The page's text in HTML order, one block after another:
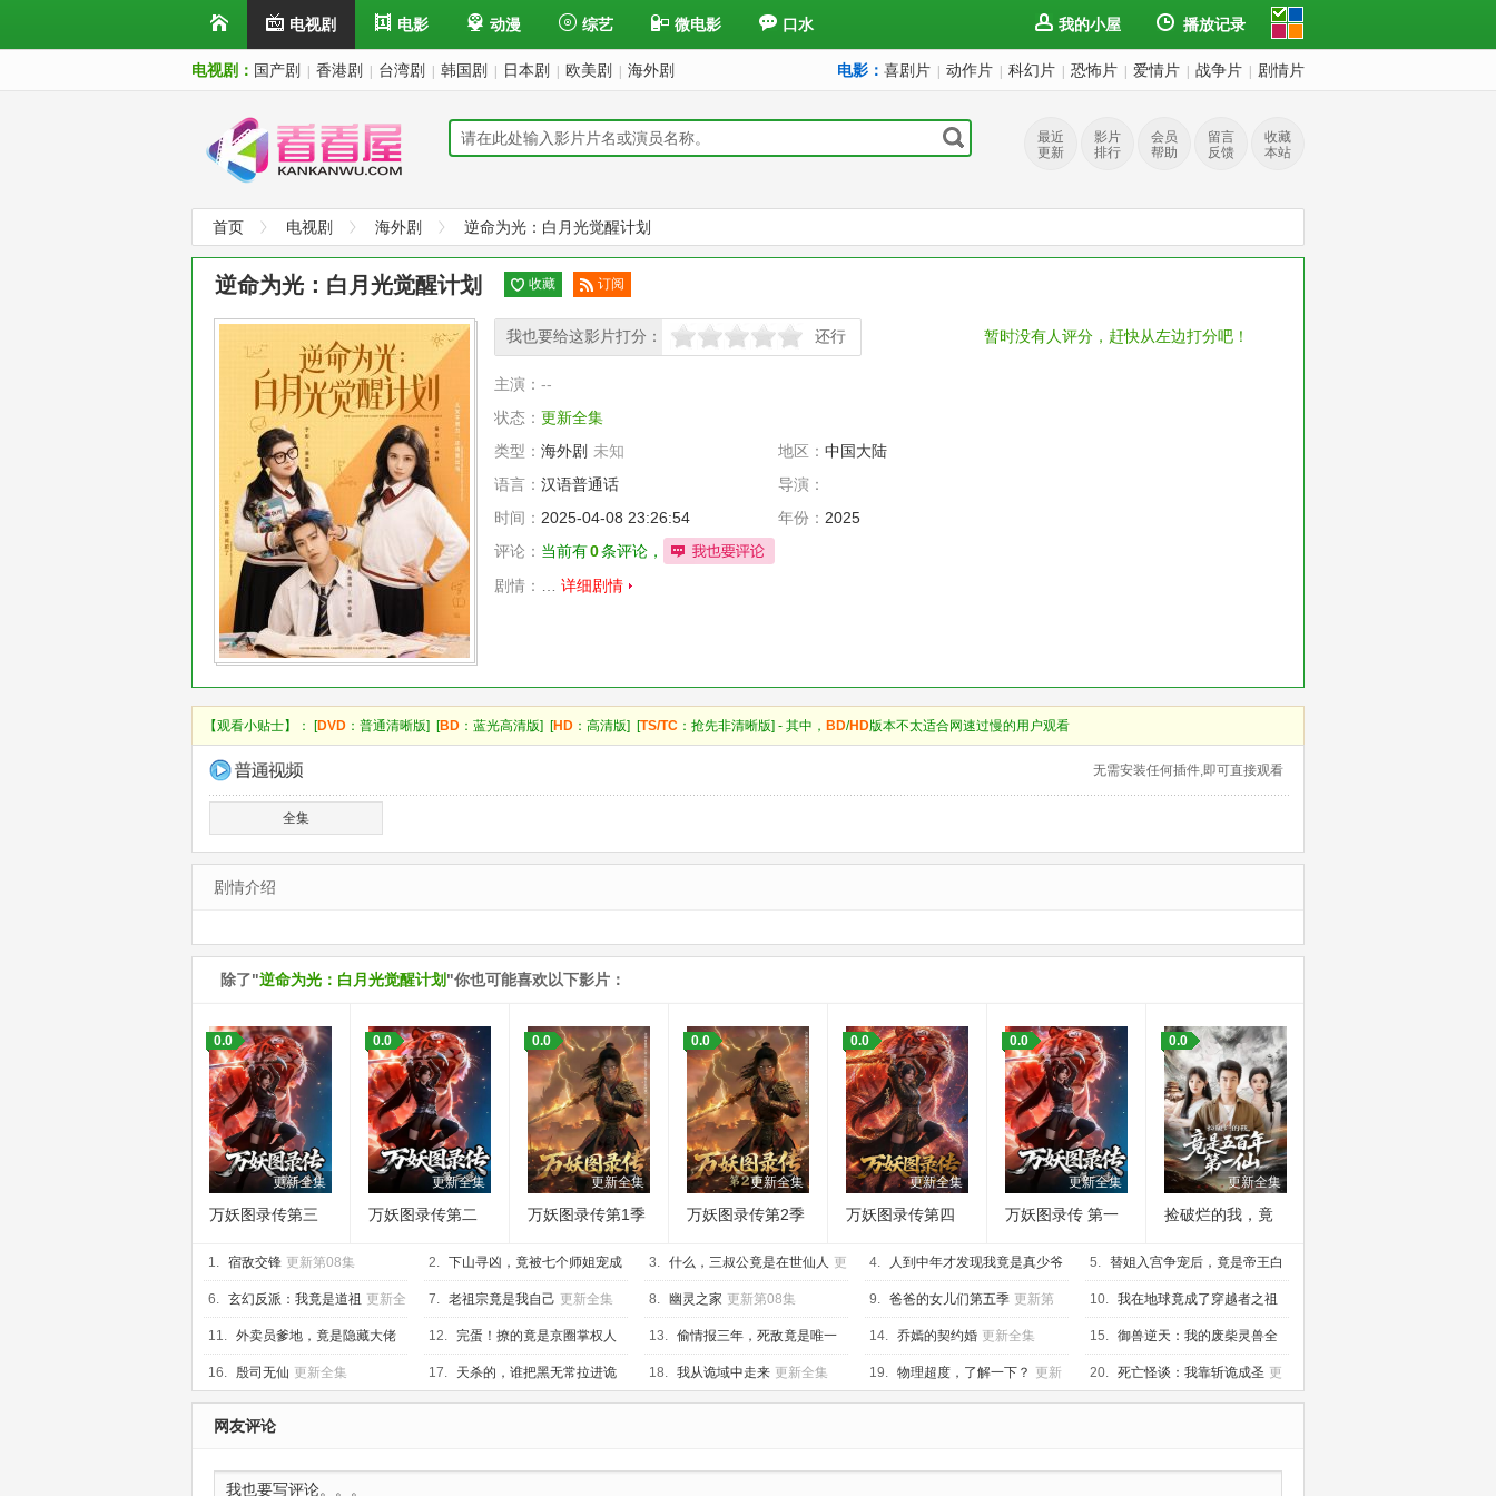
电视剧 电影 动漫 综艺 微电影 口水 我的小屋 播放记录
电视剧： 国产剧 香港剧 台湾剧 韩国剧 日本剧 欧美剧 海外剧 电影： 喜剧片 动作片 科幻片 恐怖片 爱情片 战争片 剧情片
最近
更新
影片
排行
会员
帮助
留言
反馈
收藏
本站
首页 电视剧 海外剧 逆命为光：白月光觉醒计划
暂时没有人评分，赶快从左边打分吧！
逆命为光：白月光觉醒计划 收藏
订阅
阅
我也要给这影片打分：
很差较差 还行推荐 力荐 还行
主演： --
状态： 更新全集
类型： 海外剧 未知 地区： 中国大陆
语言： 汉语普通话
导演：
时间： 2025-04-08 23:26:54 年份： 2025
评论： 当前有0条评论，
剧情：
详细剧情
【观看小贴士】： [DVD ：普通清晰版] [BD ：蓝光高清版] [HD ：高清版] [TS/TC ：抢先非清晰版] - 其中， BD/HD版本不太适合网速过慢的用户观看
无需安装任何插件,即可直接观看
全集
剧情介绍
除了"逆命为光：白月光觉醒计划 "你也可能喜欢以下影片：
更新全集
0.0
万妖图录传第三
更新全集
0.0
万妖图录传第二
更新全集
0.0
万妖图录传第1季
更新全集
0.0
万妖图录传第2季
更新全集
0.0
万妖图录传第四
更新全集
0.0
万妖图录传 第一
更新全集
0.0
捡破烂的我，竟
1. 宿敌交锋 更新第08集 2. 下山寻凶，竟被七个师姐宠成
废柴 更新全集
3. 什么，三叔公竟是在世仙人 更
新全集
4. 人到中年才发现我竟是真少爷
更新全集
5. 替姐入宫争宠后，竟是帝王白
月光 更新全集
6. 玄幻反派：我竟是道祖 更新全
集
7. 老祖宗竟是我自己 更新全集 8. 幽灵之家 更新第08集 9. 爸爸的女儿们第五季 更新第
05集
10. 我在地球竟成了穿越者之祖
更新全集
11. 外卖员爹地，竟是隐藏大佬
更新全集
12. 完蛋！撩的竟是京圈掌权人
更新全集
13. 偷情报三年，死敌竟是唯一
读者 更新全集
14. 乔嫣的契约婚 更新全集 15. 御兽逆天：我的废柴灵兽全
是天榜大神 更新全集
16. 殷司无仙 更新全集 17. 天杀的，谁把黑无常拉进诡
异副本了？ 更新全集
18. 我从诡域中走来 更新全集 19. 物理超度，了解一下？ 更新
全集
20. 死亡怪谈：我靠斩诡成圣 更
新全集
网友评论